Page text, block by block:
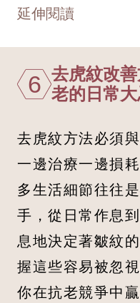
延伸閱讀
6 去虎紋改
老的日常
去虎紋方法必須
一邊治療一邊損
多生活細節往往
手，從日常作息
息地決定著皺紋
握這些容易被忽
你在抗老競爭中